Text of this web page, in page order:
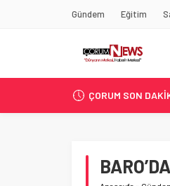
Gündem Eğitim
ÇORUM SON